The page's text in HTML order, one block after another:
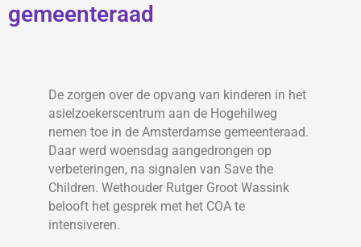
gemeenteraad
De zorgen over de opvang van kinderen in het
asielzoekerscentrum aan de Hogehilweg
nemen toe in de Amsterdamse gemeenteraad.
Daar werd woensdag aangedrongen op
verbeteringen, na signalen van Save the
Children. Wethouder Rutger Groot Wassink
belooft het gesprek met het COA te
intensiveren.